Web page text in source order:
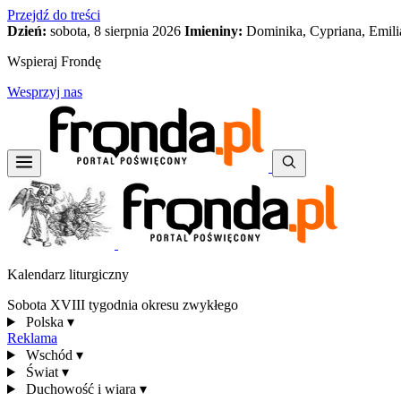
Przejdź do treści
Dzień: sobota, 8 sierpnia 2026 Imieniny: Dominika, Cypriana,
Wspieraj Frondę
Wesprzyj nas
Kalendarz liturgiczny
Sobota XVIII tygodnia okresu zwykłego
Polska ▾
Reklama
Wschód ▾
Świat ▾
Duchowość i wiara ▾